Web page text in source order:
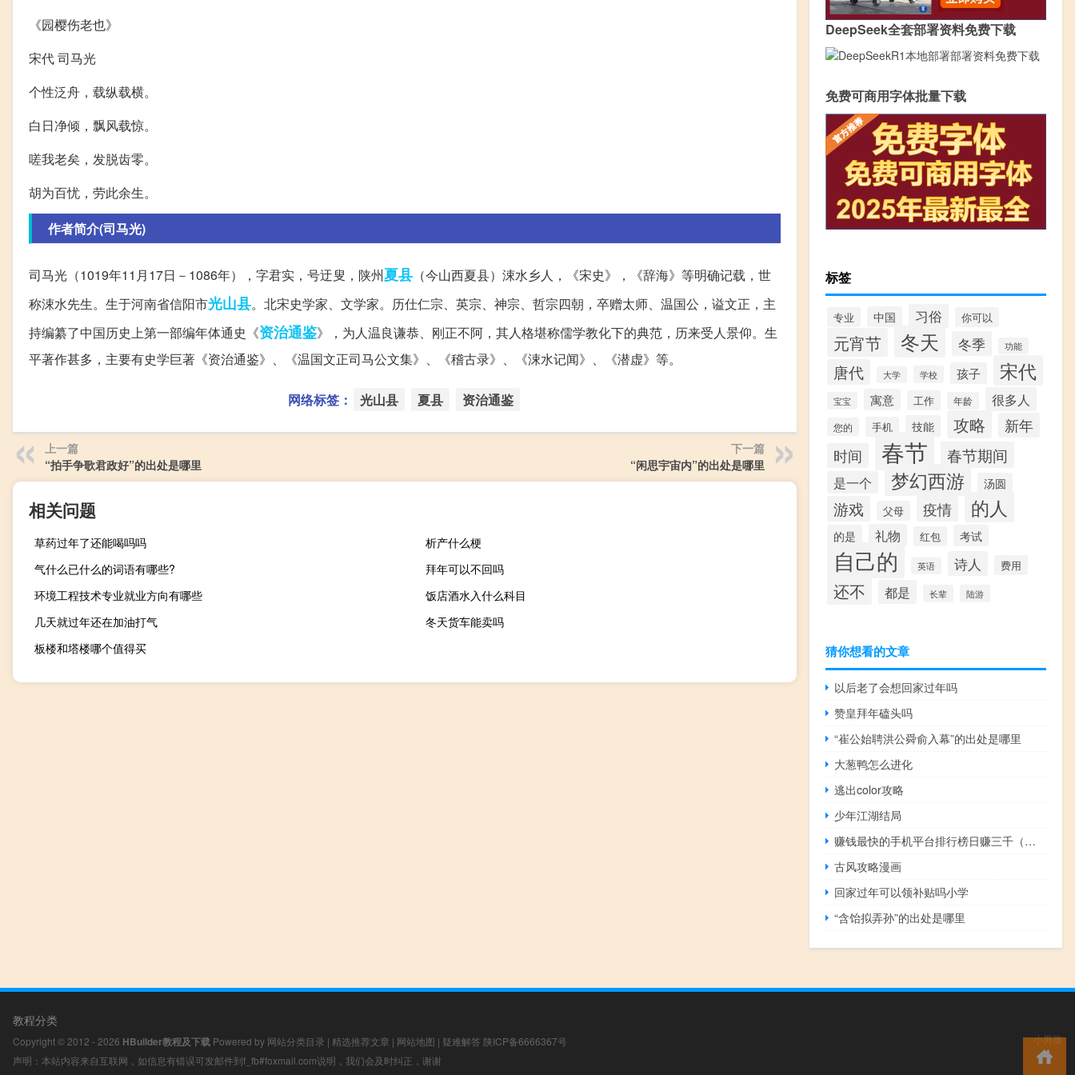
《园樱伤老也》
宋代 司马光
个性泛舟，载纵载横。
白日净倾，飘风载惊。
嗟我老矣，发脱齿零。
胡为百忧，劳此余生。
作者简介(司马光)
司马光（1019年11月17日－1086年），字君实，号迂叟，陕州夏县 （今山西夏县）涑水乡人，《宋史》，《辞海》等明确记载，世
称涑水先生。生于河南省信阳市光山县。北宋史学家、文学家。历仕仁宗、英宗、神宗、哲宗四朝，卒赠太师、温国公，谥文正，主
持编纂了中国历史上第一部编年体通史《资治通鉴》，为人温良谦恭、刚正不阿，其人格堪称儒学教化下的典范，历来受人景仰。生
平著作甚多，主要有史学巨著《资治通鉴》、《温国文正司马公文集》、《稽古录》、《涑水记闻》、《潜虚》等。
网络标签： 光山县 夏县 资治通鉴
上一篇
“拍手争歌君政好”的出处是哪里
下一篇
“闲思宇宙内”的出处是哪里
相关问题
草药过年了还能喝吗吗
析产什么梗
气什么已什么的词语有哪些?
拜年可以不回吗
环境工程技术专业就业方向有哪些
饭店酒水入什么科目
几天就过年还在加油打气
冬天货车能卖吗
板楼和塔楼哪个值得买
DeepSeek全套部署资料免费下载
免费可商用字体批量下载
标签
专业 中国 习俗 你可以
元宵节 冬天 冬季 功能
唐代 大学 学校 孩子 宋代
宝宝 寓意 工作 年龄 很多人
您的 手机 技能 攻略
新年
时间
春节 春节期间
是一个 梦幻西游 汤圆
游戏 父母 疫情 的人
的是 礼物 红包 考试
自己的 英语 诗人 费用
还不 都是 长辈 陆游
猜你想看的文章
以后老了会想回家过年吗
赞皇拜年磕头吗
“崔公始聘洪公舜俞入幕”的出处是哪里
大葱鸭怎么进化
逃出color攻略
少年江湖结局
赚钱最快的手机平台排行榜日赚三千（赚钱最快的手机平台）
古风攻略漫画
回家过年可以领补贴吗小学
“含饴拟弄孙”的出处是哪里
教程分类
Copyright © 2012 - 2026 HBuilder教程及下载 Powered by 网站分类目录 | 精选推荐文章 | 网站地图 | 疑难解答 陕ICP备6666367号
声明：本站内容来自互联网，如信息有错误可发邮件到f_fb#foxmail.com说明，我们会及时纠正，谢谢
小男孩